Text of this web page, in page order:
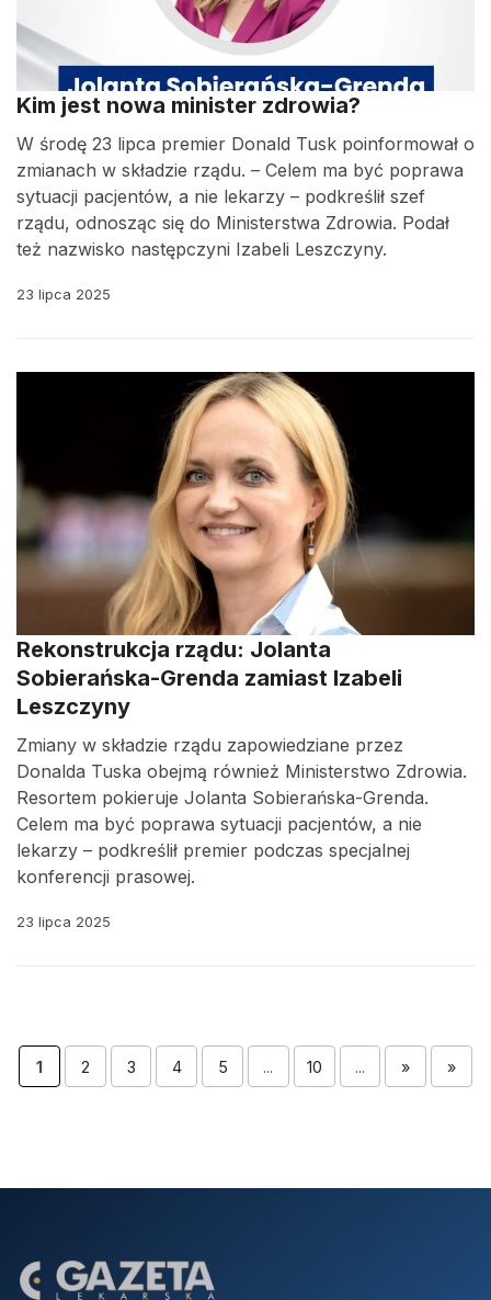
Kim jest nowa minister zdrowia?
W środę 23 lipca premier Donald Tusk poinformował o
zmianach w składzie rządu. – Celem ma być poprawa
sytuacji pacjentów, a nie lekarzy – podkreślił szef
rządu, odnosząc się do Ministerstwa Zdrowia. Podał
też nazwisko następczyni Izabeli Leszczyny.
23 lipca 2025
Rekonstrukcja rządu: Jolanta
Sobierańska-Grenda zamiast Izabeli
Leszczyny
Zmiany w składzie rządu zapowiedziane przez
Donalda Tuska obejmą również Ministerstwo Zdrowia.
Resortem pokieruje Jolanta Sobierańska-Grenda.
Celem ma być poprawa sytuacji pacjentów, a nie
lekarzy – podkreślił premier podczas specjalnej
konferencji prasowej.
23 lipca 2025
1 2 3 4 5 ... 10 ... » »